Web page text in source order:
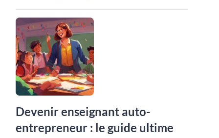
Devenir enseignant auto-
entrepreneur : le guide ultime